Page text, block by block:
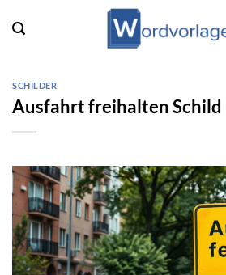
Inhalt
SCHILDER
Ausfahrt freihalten Schild